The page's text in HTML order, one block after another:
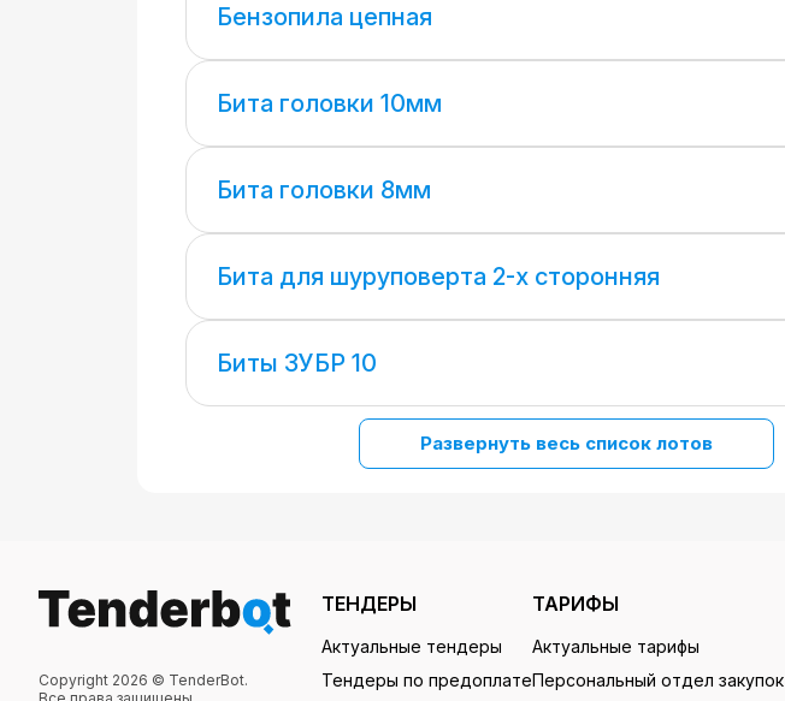
Бензопила цепная
Бита головки 10мм
Бита головки 8мм
Бита для шуруповерта 2-х сторонняя
Биты ЗУБР 10
Развернуть весь список лотов
Copyright 2026 © TenderBot.
ТЕНДЕРЫ
Актуальные тендеры
Тендеры по предоплате
ТАРИФЫ
Актуальные тарифы
Персональный отдел закупок